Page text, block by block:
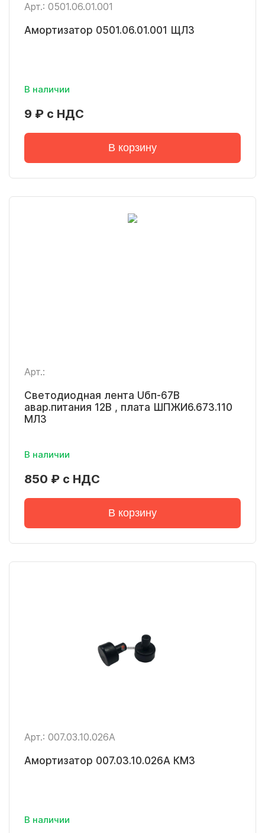
Арт.: 0501.06.01.001
Амортизатор 0501.06.01.001 ЩЛЗ
В наличии
9 ₽ с НДС
В корзину
Арт.:
Светодиодная лента Uбп-67В
авар.питания 12В , плата ШПЖИ6.673.110
МЛЗ
В наличии
850 ₽ с НДС
В корзину
Арт.: 007.03.10.026А
Амортизатор 007.03.10.026А КМЗ
В наличии